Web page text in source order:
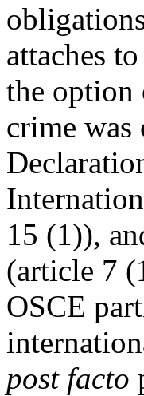
attaches
the option
crime
15 (1)),
(article 7
OSCE
post facto